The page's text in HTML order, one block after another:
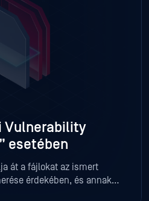
Vulnerability
” esetében
át a fájlokat az ismert
érdekében, és annak